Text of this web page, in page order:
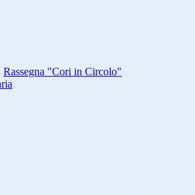
Rassegna "Cori in Circolo"